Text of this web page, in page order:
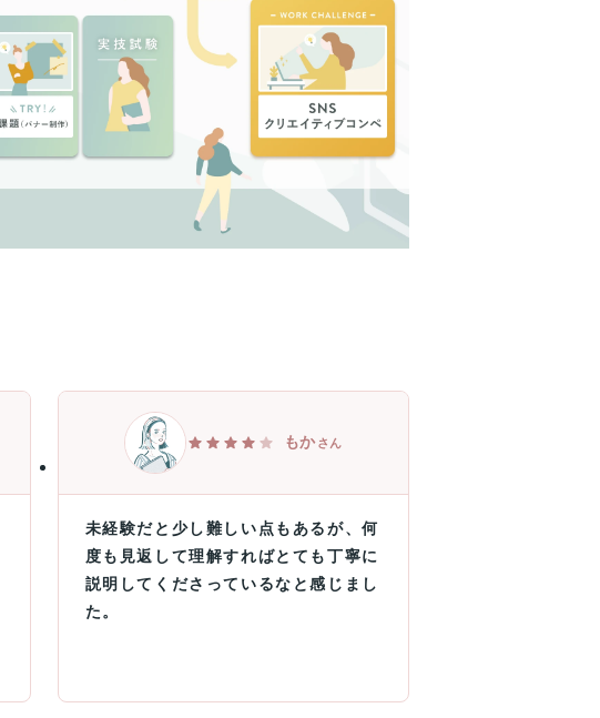
もかさん
未経験だと少し難しい点もあるが、何
度も見返して理解すればとても丁寧に
説明してくださっているなと感じまし
た。